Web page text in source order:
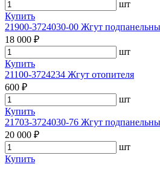
шт
Купить
21900-3724030-00 Жгут
18 000 ₽
шт
Купить
21100-3724234 Жгут отопителя
600 ₽
шт
Купить
21703-3724030-76 Жгут
20 000 ₽
шт
Купить